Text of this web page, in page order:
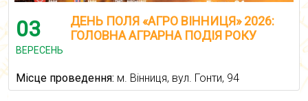
03
ВЕРЕСЕНЬ
ДЕНЬ ПОЛЯ «АГРО ВІННИЦЯ» 2026:
ГОЛОВНА АГРАРНА ПОДІЯ РОКУ
Місце проведення: м. Вінниця, вул. Гонти, 94